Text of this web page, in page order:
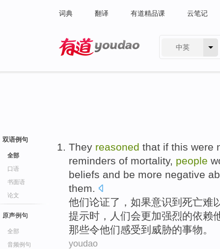
词典 翻译 有道精品课 云笔记
中英
双语例句
全部
口语
书面语
论文
原声例句
全部
音频例句
They reasoned that if this were
reminders of mortality, people
beliefs and be more negative
them.
他们论证了 ， 如果意识到 死亡难
提示时， 人们会更加强烈的依赖
那些令他们感受到 威胁的事物。
youdao